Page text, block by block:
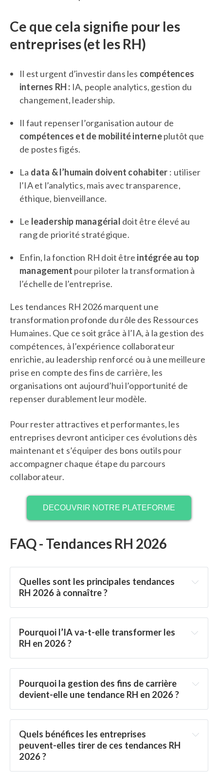
Ce que cela signifie pour les
entreprises (et les RH)
Il est urgent d’investir dans les compétences
internes RH : IA, people analytics, gestion du
changement, leadership.
Il faut repenser l’organisation autour de
compétences et de mobilité interneplutôt que
de postes figés.
La data & l’humain doivent cohabiter : utiliser
l’IA et l’analytics, mais avec transparence,
éthique, bienveillance.
Le leadership managérial doit être élevé au
rang de priorité stratégique.
Enfin, la fonction RH doit être intégrée au top
management pour piloter la transformation à
l’échelle de l’entreprise.
Les tendances RH 2026 marquent une
transformation profonde du rôle des Ressources
Humaines. Que ce soit grâce à l’IA, à la gestion des
compétences, à l’expérience collaborateur
enrichie, au leadership renforcé ou à une meilleure
prise en compte des fins de carrière, les
organisations ont aujourd’hui l’opportunité de
repenser durablement leur modèle.
Pour rester attractives et performantes, les
entreprises devront anticiper ces évolutions dès
maintenant et s’équiper des bons outils pour
accompagner chaque étape du parcours
collaborateur.
DECOUVRIR NOTRE PLATEFORME
FAQ - Tendances RH 2026
Quelles sont les principales tendances
RH 2026 à connaître ?
Pourquoi l’IA va-t-elle transformer les
RH en 2026 ?
Pourquoi la gestion des fins de carrière
devient-elle une tendance RH en 2026 ?
Quels bénéfices les entreprises
peuvent-elles tirer de ces tendances RH
2026 ?